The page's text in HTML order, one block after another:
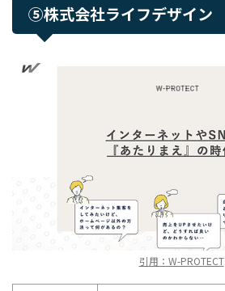
⑤株式会社ライフデザイン
引用：W-PROTECT